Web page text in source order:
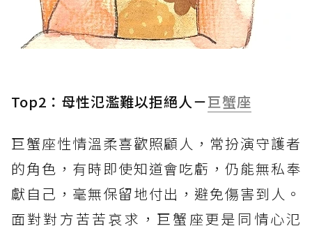
Top2：母性氾濫難以拒絕人－巨蟹座
巨蟹座性情溫柔喜歡照顧人，常扮演守護者
的角色，有時即使知道會吃虧，仍能無私奉
獻自己，毫無保留地付出，避免傷害到人。
面對對方苦苦哀求，巨蟹座更是同情心氾